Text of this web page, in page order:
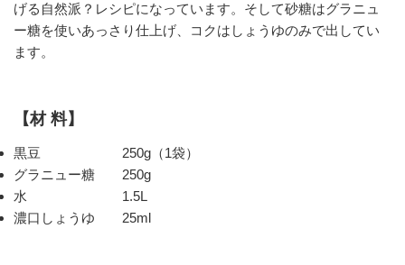
げる自然派？レシピになっています。そして砂糖はグラニュ
ー糖を使いあっさり仕上げ、コクはしょうゆのみで出してい
ます。
【材 料】
黒豆 250g（1袋）
グラニュー糖 250g
水 1.5L
濃口しょうゆ 25ml